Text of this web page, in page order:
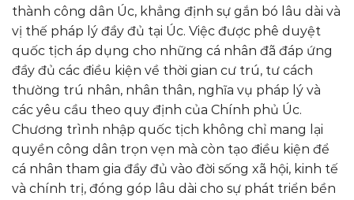
thành công dân Úc, khẳng định sự gắn bó lâu dài và
vị thế pháp lý đầy đủ tại Úc. Việc được phê duyệt
quốc tịch áp dụng cho những cá nhân đã đáp ứng
đầy đủ các điều kiện về thời gian cư trú, tư cách
thường trú nhân, nhân thân, nghĩa vụ pháp lý và
các yêu cầu theo quy định của Chính phủ Úc.
Chương trình nhập quốc tịch không chỉ mang lại
quyền công dân trọn vẹn mà còn tạo điều kiện để
cá nhân tham gia đầy đủ vào đời sống xã hội, kinh tế
và chính trị, đóng góp lâu dài cho sự phát triển bền